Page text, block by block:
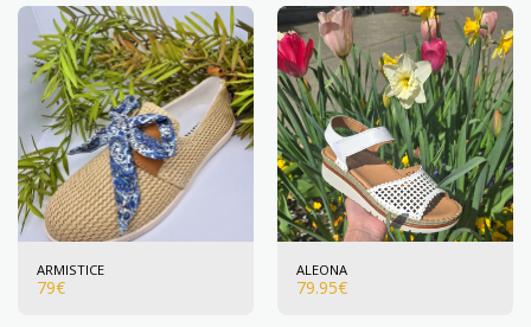
ARMISTICE
79€
ALEONA
79.95€